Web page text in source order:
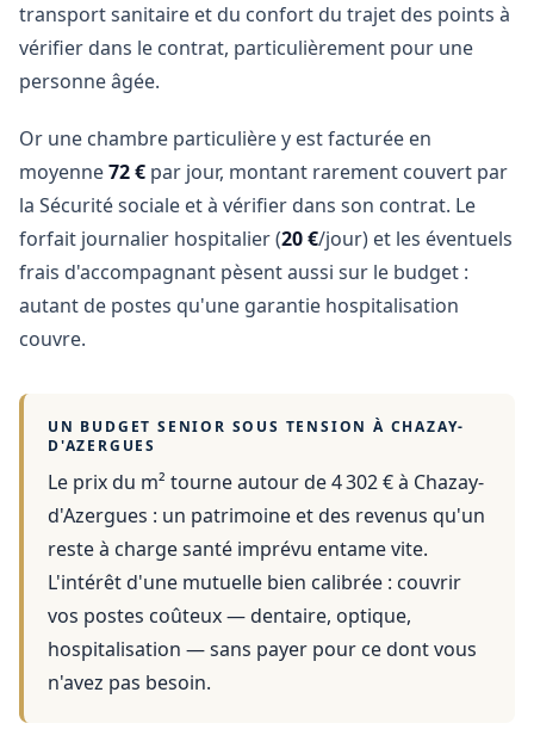
transport sanitaire et du confort du trajet des points à
vérifier dans le contrat, particulièrement pour une
personne âgée.
Or une chambre particulière y est facturée en
moyenne72 € par jour, montant rarement couvert par
la Sécurité sociale et à vérifier dans son contrat. Le
forfait journalier hospitalier (20 €/jour) et les éventuels
frais d'accompagnant pèsent aussi sur le budget :
autant de postes qu'une garantie hospitalisation
couvre.
UN BUDGET SENIOR SOUS TENSION À CHAZAY-
D'AZERGUES
Le prix du m² tourne autour de 4 302 €à Chazay-
d'Azergues : un patrimoine et des revenus qu'un
reste à charge santé imprévu entame vite.
L'intérêt d'une mutuelle bien calibrée : couvrir
vos postes coûteux — dentaire, optique,
hospitalisation — sans payer pour ce dont vous
n'avez pas besoin.